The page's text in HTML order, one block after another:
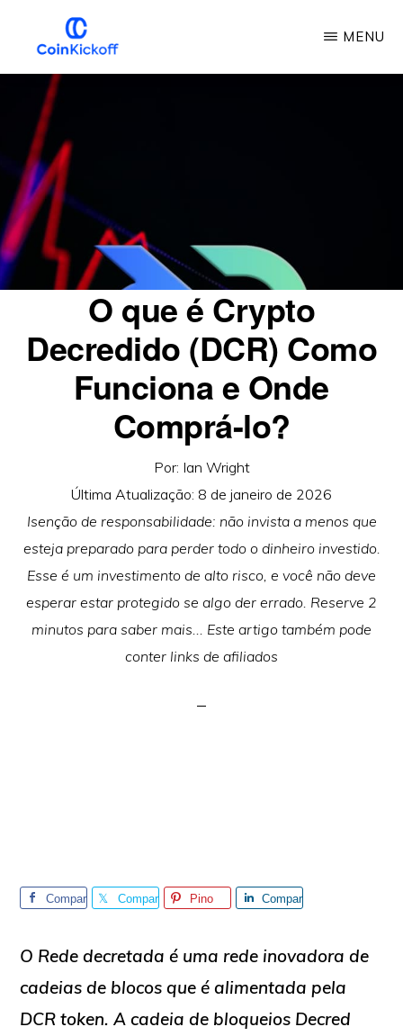
o
conteúdo
principal
COIN
INÍCIO
MENU
O que é Crypto
Decredido (DCR) Como
Funciona e Onde
Comprá-lo?
Por: Ian Wright
Última Atualização: 8 de janeiro de 2026
Isenção de responsabilidade: não invista a menos que
esteja preparado para perder todo o dinheiro investido.
Esse é um investimento de alto risco, e você não deve
esperar estar protegido se algo der errado. Reserve 2
minutos para saber mais... Este artigo também pode
conter links de afiliados
Compar
Compar
Pino
Compar
O Rede decretadaé uma rede inovadora de
cadeias de blocos que é alimentada pela
DCR token. A cadeia de bloqueios Decred